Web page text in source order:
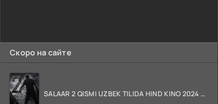
Скоро на сайте
SALAAR 2 QISMI UZBEK TILIDA HIND KINO 2024 TARJIMA 720p HD Skachat